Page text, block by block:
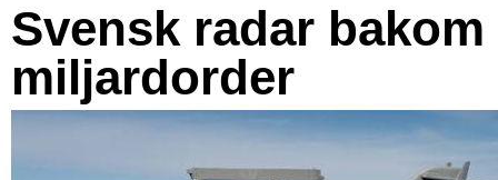
Svensk radar bakom
miljardorder